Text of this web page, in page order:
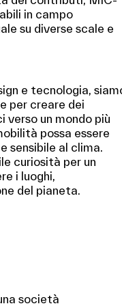
in campo
su diverse scale e
e tecnologia,
per creare dei
un mondo più
possa essere
sensibile al clima.
curiosità per un
i luoghi,
del pianeta.
società